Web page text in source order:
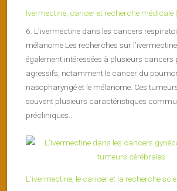
Ivermectine, cancer et recherche médicale
6. L’ivermectine dans les cancers
mélanome Les recherches sur
également intéressées à plusieurs
agressifs, notamment le cancer du
nasopharyngé et le mélanome. Ces
souvent plusieurs caractéristiques
précliniques...
L’ivermectine, le cancer et la recherche